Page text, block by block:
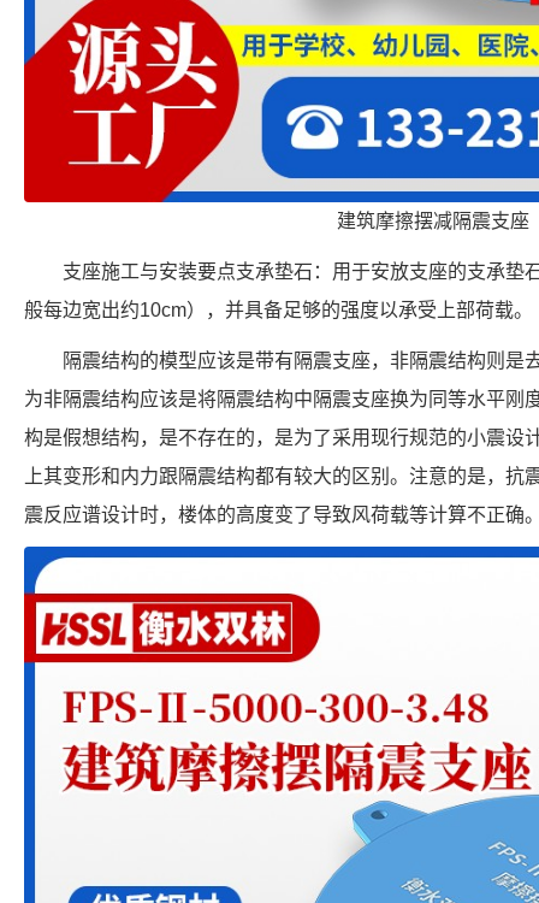
建筑摩擦摆减隔震支座
支座施工与安装要点支承垫石：用于安放支座的支承垫
般每边宽出约10cm），并具备足够的强度以承受上部荷载。
隔震结构的模型应该是带有隔震支座，非隔震结构则是
为非隔震结构应该是将隔震结构中隔震支座换为同等水平刚
构是假想结构，是不存在的，是为了采用现行规范的小震设
上其变形和内力跟隔震结构都有较大的区别。注意的是，抗
震反应谱设计时，楼体的高度变了导致风荷载等计算不正确